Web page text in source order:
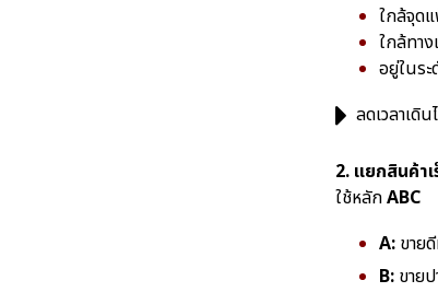
ใกล้จุด
ใกล้ทา
อยู่ในร
ลดเวลาเดิ
2. แยกสินค้า
ใช้หลักABC
A: ขาย
B: ขาย